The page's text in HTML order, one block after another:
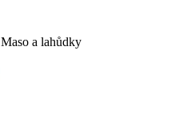
Maso a lahůdky